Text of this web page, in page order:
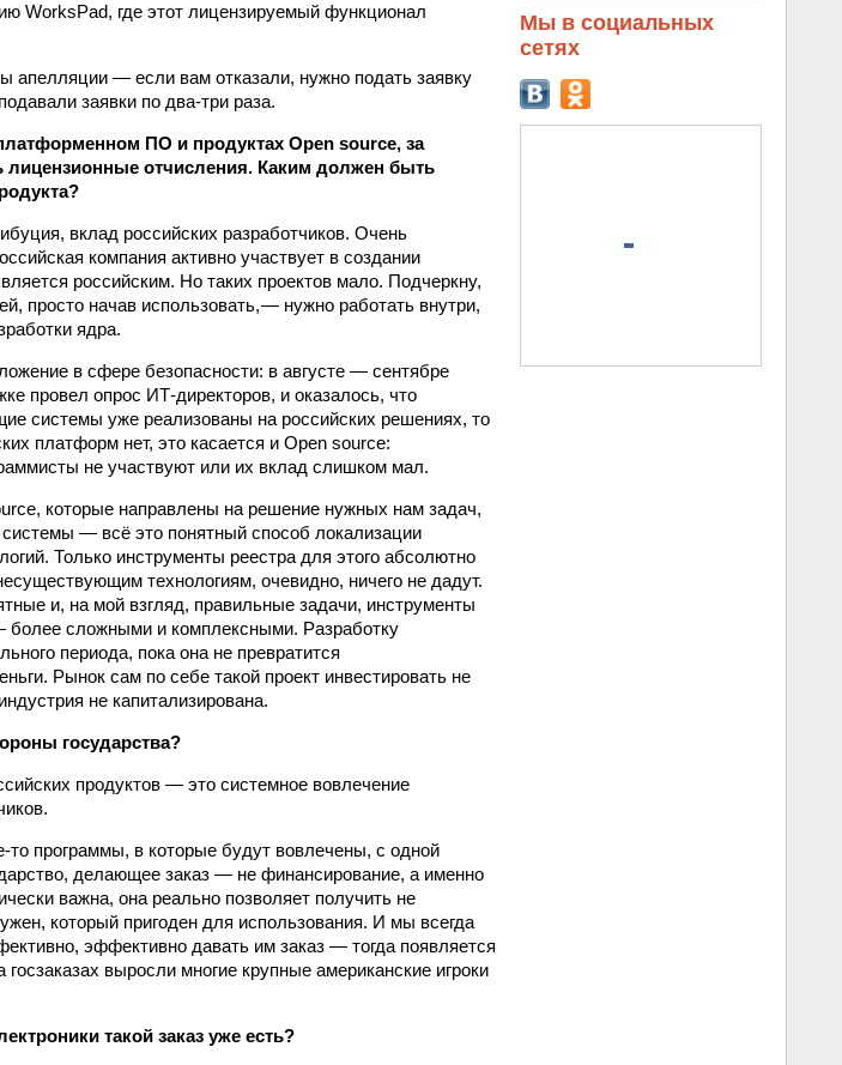
WorksPad, где этот лицензируемый функционал
апелляции — если вам отказали, нужно подать заявку
заявки по два-три раза.
ПО и продуктах Open source, за
лицензионные отчисления. Каким должен быть
вклад российских разработчиков. Очень
компания активно участвует в создании
российским. Но таких проектов мало. Подчеркну,
просто начав использовать, — нужно работать внутри,
ядра.
в сфере безопасности: в августе — сентябре
провел опрос ИТ-директоров, и оказалось, что
системы уже реализованы на российских решениях, то
платформ нет, это касается и Open source:
не участвуют или их вклад слишком мал.
которые направлены на решение нужных нам задач,
системы — всё это понятный способ локализации
Только инструменты реестра для этого абсолютно
технологиям, очевидно, ничего не дадут.
и, на мой взгляд, правильные задачи, инструменты
сложными и комплексными. Разработку
периода, пока она не превратится
Рынок сам по себе такой проект инвестировать не
не капитализирована.
государства?
продуктов — это системное вовлечение
то программы, в которые будут вовлечены, с одной
делающее заказ — не финансирование, а именно
важна, она реально позволяет получить не
который пригоден для использования. И мы всегда
эффективно давать им заказ — тогда появляется
выросли многие крупные американские игроки
такой заказ уже есть?
Мы в социальных
сетях